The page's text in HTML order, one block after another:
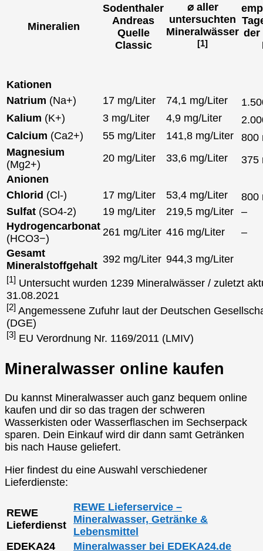
Mineralien
Sodenthaler
Andreas
Quelle
Classic
⌀ aller
untersuchten
Mineralwässer
[1]
der
Kationen
Natrium (Na+) 17 mg/Liter 74,1 mg/Liter
Kalium (K+) 3 mg/Liter 4,9 mg/Liter
Calcium (Ca2+) 55 mg/Liter 141,8 mg/Liter
800
Magnesium
(Mg2+)
20 mg/Liter 33,6 mg/Liter
375
Anionen
Chlorid (Cl-) 17 mg/Liter 53,4 mg/Liter
800
Sulfat (SO4-2) 19 mg/Liter 219,5 mg/Liter
–
Hydrogencarbonat
(HCO3−)
261 mg/Liter 416 mg/Liter
–
Gesamt
Mineralstoffgehalt
392 mg/Liter 944,3 mg/Liter
[1] Untersucht wurden 1239 Mineralwässer / zuletzt
31.08.2021
[2] Angemessene Zufuhr laut der Deutschen
(DGE)
[3] EU Verordnung Nr. 1169/2011 (LMIV)
Mineralwasser online kaufen
Du kannst Mineralwasser auch ganz bequem online
kaufen und dir so das tragen der schweren
Wasserkisten oder Wasserflaschen im Sechserpack
sparen. Dein Einkauf wird dir dann samt Getränken
bis nach Hause geliefert.
Hier findest du eine Auswahl verschiedener
Lieferdienste:
REWE
Lieferdienst
REWE Lieferservice –
Mineralwasser, Getränke &
Lebensmittel
EDEKA24
Mineralwasser bei EDEKA24.de